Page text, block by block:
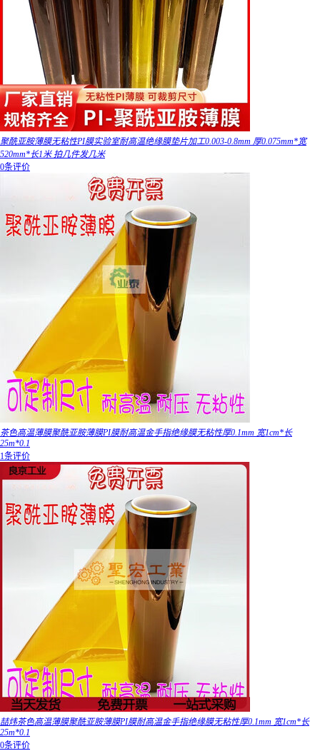
聚酰亚胺薄膜无粘性PI膜实验室耐高温绝缘膜垫片加工0.003-0.8mm 厚0.075mm*宽
520mm*长1米 拍几件发几米
0条评价
茶色高温薄膜聚酰亚胺薄膜PI膜耐高温金手指绝缘膜无粘性厚0.1mm 宽1cm*长
25m*0.1
1条评价
喆炜茶色高温薄膜聚酰亚胺薄膜PI膜耐高温金手指绝缘膜无粘性厚0.1mm 宽1cm*长
25m*0.1
0条评价